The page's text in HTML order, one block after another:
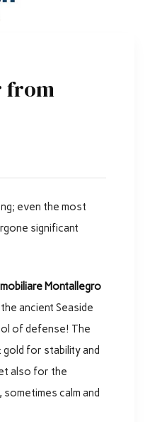
from
even the most
significant
Montallegro
ancient Seaside
of defense! The
for stability and
also for the
calm and